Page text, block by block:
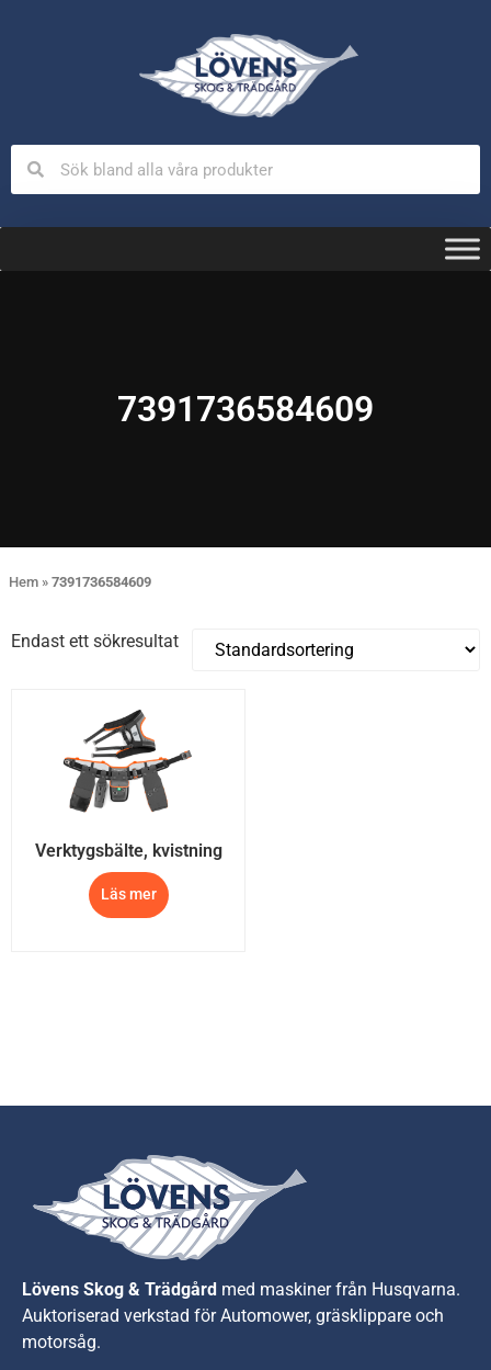
7391736584609
Hem » 7391736584609
Endast ett sökresultat
Verktygsbälte, kvistning
Läs mer
Lövens Skog & Trädgård med maskiner från Husqvarna.
Auktoriserad verkstad för Automower, gräsklippare och
motorsåg.